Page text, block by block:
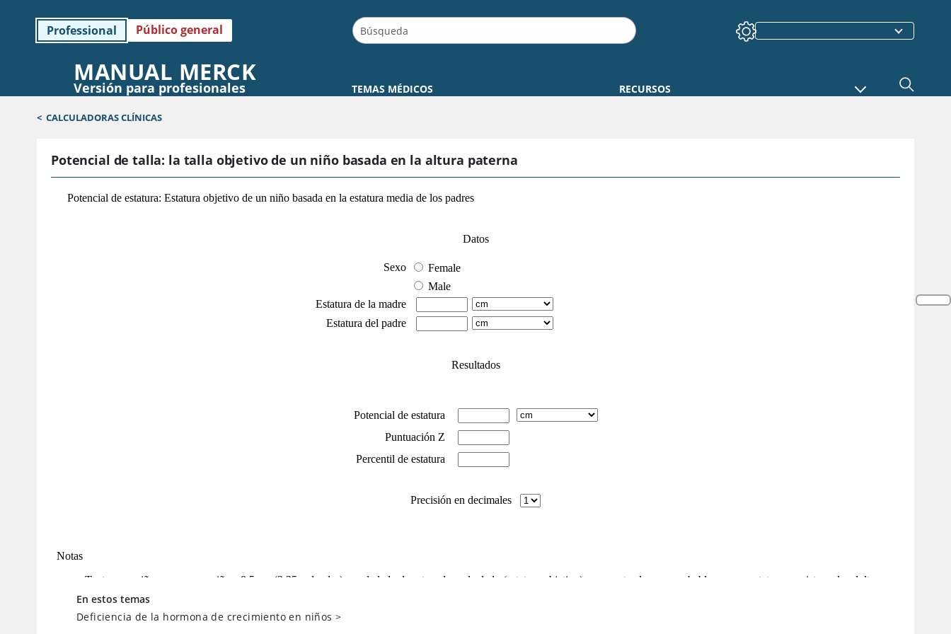
Professional Público general
MANUAL MERCK
Versión para profesionales TEMAS MÉDICOS RECURSOS
< CALCULADORAS CLÍNICAS
Potencial de talla: la talla objetivo de un niño basada en la altura paterna
En estos temas
Deficiencia de la hormona de crecimiento en niños >